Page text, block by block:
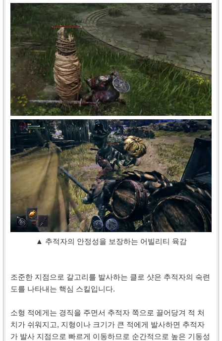
▲ 추적자의 안정성을 보장하는 어빌리티 육감
조준한 지점으로 갈고리를 발사하는 클로 샷은 추적자의 숙련
도를 나타내는 핵심 스킬입니다.
소형 적에게는 경직을 주면서 추적자 쪽으로 끌어당겨 적 처
치가 쉬워지고, 지형이나 크기가 큰 적에게 발사하면 추적자
가 발사 지점으로 빠르게 이동하므로 순간적으로 높은 기동성